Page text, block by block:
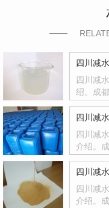
四川减
四川减
绍。成
四川减
四川减
介绍。
四川减
四川减
介绍。